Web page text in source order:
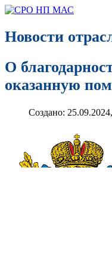
Новости
О
оказанную
Создано: